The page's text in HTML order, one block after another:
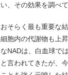
い、その効果を調べて
おそらく最も重要な
細胞内の代謝物も上
なNADは、白血球で
と言われてきたが、